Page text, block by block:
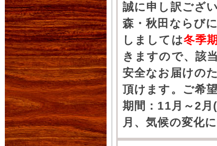
誠に申し訳ござ
森・秋田ならび
しましては冬季
きますので、該
安全なお届けの
頂けます。ご希
期間：11月～2
月、気候の変化